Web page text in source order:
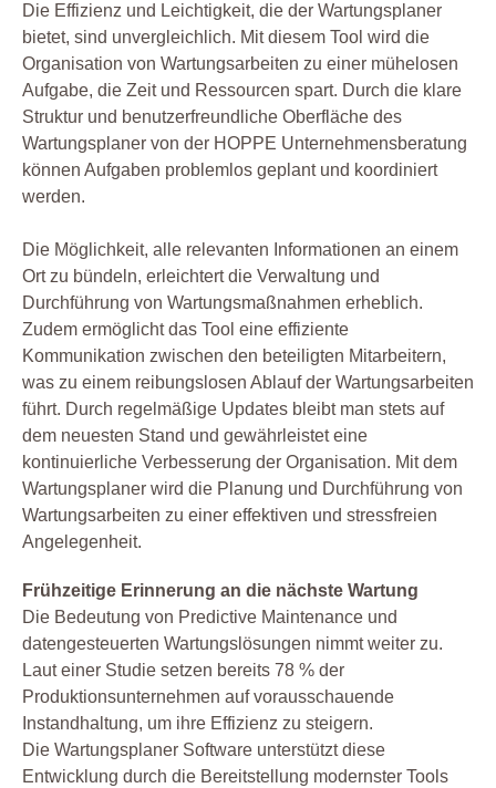
Die Effizienz und Leichtigkeit, die der Wartungsplaner
bietet, sind unvergleichlich. Mit diesem Tool wird die
Organisation von Wartungsarbeiten zu einer mühelosen
Aufgabe, die Zeit und Ressourcen spart. Durch die klare
Struktur und benutzerfreundliche Oberfläche des
Wartungsplaner von der HOPPE Unternehmensberatung
können Aufgaben problemlos geplant und koordiniert
werden.
Die Möglichkeit, alle relevanten Informationen an einem
Ort zu bündeln, erleichtert die Verwaltung und
Durchführung von Wartungsmaßnahmen erheblich.
Zudem ermöglicht das Tool eine effiziente
Kommunikation zwischen den beteiligten Mitarbeitern,
was zu einem reibungslosen Ablauf der Wartungsarbeiten
führt. Durch regelmäßige Updates bleibt man stets auf
dem neuesten Stand und gewährleistet eine
kontinuierliche Verbesserung der Organisation. Mit dem
Wartungsplaner wird die Planung und Durchführung von
Wartungsarbeiten zu einer effektiven und stressfreien
Angelegenheit.
Frühzeitige Erinnerung an die nächste Wartung
Die Bedeutung von Predictive Maintenance und
datengesteuerten Wartungslösungen nimmt weiter zu.
Laut einer Studie setzen bereits 78 % der
Produktionsunternehmen auf vorausschauende
Instandhaltung, um ihre Effizienz zu steigern.
Die Wartungsplaner Software unterstützt diese
Entwicklung durch die Bereitstellung modernster Tools